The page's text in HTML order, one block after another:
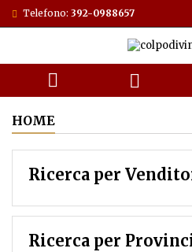
Telefono: 392-0988657
 
HOME
Ricerca per
Ricerca per